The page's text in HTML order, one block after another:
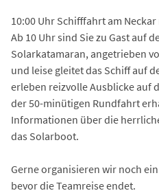
10:00 Uhr Schifffahrt am
Ab 10 Uhr sind Sie zu Gast auf
Solarkatamaran, angetrieben
und leise gleitet das Schiff auf
erleben reizvolle Ausblicke auf
der 50-minütigen Rundfahrt
Informationen über die
das Solarboot.
Gerne organisieren wir noch
bevor die Teamreise endet.